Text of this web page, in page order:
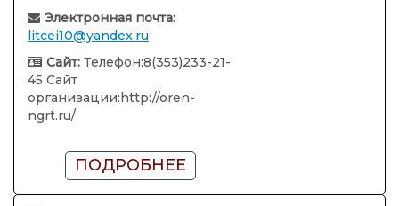
Электронная почта:
litcei10@yandex.ru
Сайт: Телефон:8(353)233-21-
45 Сайт
организации:http://oren-
ngrt.ru/
ПОДРОБНЕЕ